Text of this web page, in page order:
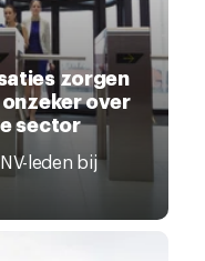
zorgen
over
sector
leden bij